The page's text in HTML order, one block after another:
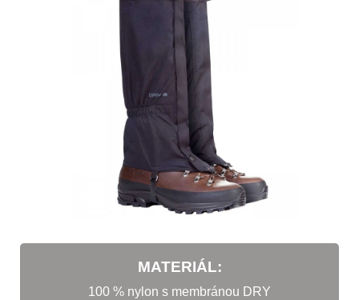
MATERIÁL:
100 % nylon s membránou DRY